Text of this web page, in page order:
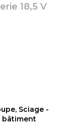
18,5 V
, Sciage -
bâtiment